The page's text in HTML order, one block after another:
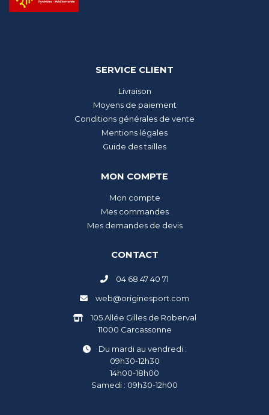
SERVICE CLIENT
Livraison
Moyens de paiement
Conditions générales de vente
Mentions légales
Guide des tailles
MON COMPTE
Mon compte
Mes commandes
Mes demandes de devis
CONTACT
04 68 47 40 71
web@originesport.com
105 Allée Gilles de Roberval
11000 Carcassonne
Du mardi au vendredi :
09h30-12h30
14h00-18h00
Samedi : 09h30-12h00